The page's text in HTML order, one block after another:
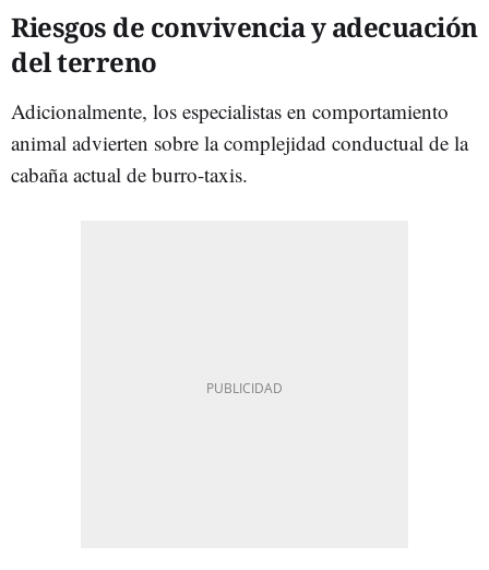
Riesgos de convivencia y adecuación
del terreno
Adicionalmente, los especialistas en comportamiento
animal advierten sobre la complejidad conductual de la
cabaña actual de burro-taxis.